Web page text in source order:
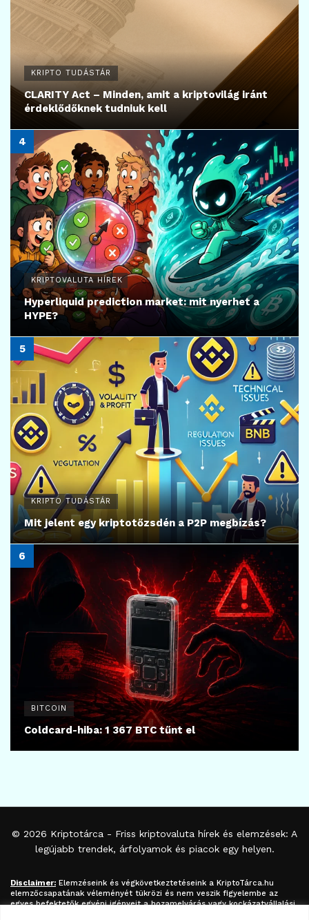
KRIPTO TUDÁSTÁR
CLARITY Act – Minden, amit a kriptovilág iránt
érdeklődőknek tudniuk kell
KRIPTOVALUTA HÍREK
Hyperliquid prediction market: mit nyerhet a
HYPE?
KRIPTO TUDÁSTÁR
Mit jelent egy kriptotőzsdén a P2P megbízás?
BITCOIN
Coldcard-hiba: 1 367 BTC tűnt el
© 2026 Kriptotárca - Friss kriptovaluta hírek és elemzések: A
legújabb trendek, árfolyamok és piacok egy helyen.
Disclaimer: Elemzéseink és végkövetkeztetéseink a KriptoTárca.hu
elemzőcsapatának véleményét tükrözi és nem veszik figyelembe az
egyes befektetők egyéni igényeit a hozamelvárás vagy kockázatvállalási